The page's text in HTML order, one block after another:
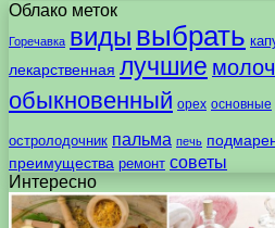
Облако меток
Горечавка виды выбрать
лекарственная лучшие
обыкновенный орех основные
остролодочник пальма печь
преимущества ремонт советы
Интересно